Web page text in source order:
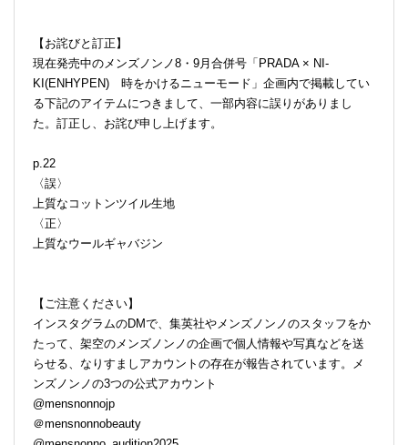
【お詫びと訂正】
現在発売中のメンズノンノ8・9月合併号「PRADA × NI-
KI(ENHYPEN) 時をかけるニューモード」企画内で掲載してい
る下記のアイテムにつきまして、一部内容に誤りがありまし
た。訂正し、お詫び申し上げます。
p.22
〈誤〉
上質なコットンツイル生地
〈正〉
上質なウールギャバジン
【ご注意ください】
インスタグラムのDMで、集英社やメンズノンノのスタッフをか
たって、架空のメンズノンノの企画で個人情報や写真などを送
らせる、なりすましアカウントの存在が報告されています。メ
ンズノンノの3つの公式アカウント
@mensnonnojp
＠mensnonnobeauty